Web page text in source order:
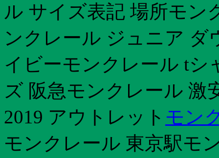
ル サイズ表記 場所モン
ンクレール ジュニア
イビーモンクレール tシ
ズ 阪急モンクレール 激
2019 アウトレット モン
モンクレール 東京駅モ